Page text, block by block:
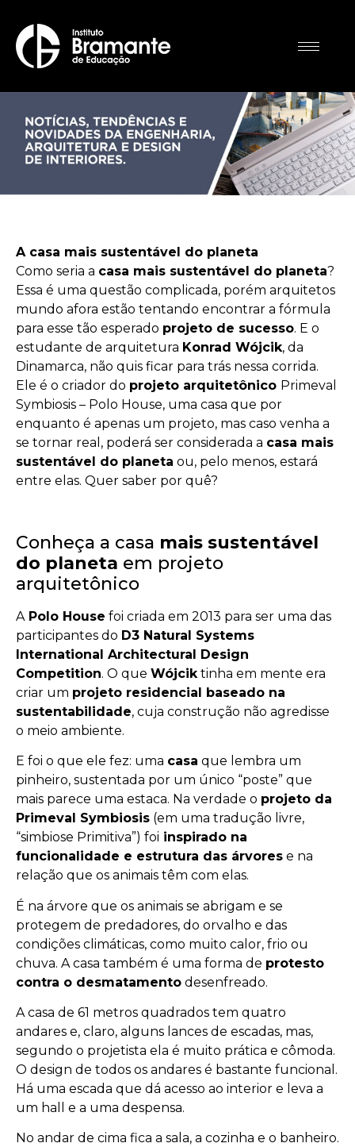
A casa mais sustentável do planeta
Como seria a casa mais sustentável do planeta?
Essa é uma questão complicada, porém arquitetos
mundo afora estão tentando encontrar a fórmula
para esse tão esperado projeto de sucesso. E o
estudante de arquitetura Konrad Wójcik, da
Dinamarca, não quis ficar para trás nessa corrida.
Ele é o criador do projeto arquitetônico Primeval
Symbiosis – Polo House, uma casa que por
enquanto é apenas um projeto, mas caso venha a
se tornar real, poderá ser considerada a casa mais
sustentável do planeta ou, pelo menos, estará
entre elas. Quer saber por quê?
Conheça a casa mais sustentável
do planeta em projeto
arquitetônico
A Polo House foi criada em 2013 para ser uma das
participantes do D3 Natural Systems
International Architectural Design
Competition. O que Wójcik tinha em mente era
criar um projeto residencial baseado na
sustentabilidade, cuja construção não agredisse
o meio ambiente.
E foi o que ele fez: uma casa que lembra um
pinheiro, sustentada por um único “poste” que
mais parece uma estaca. Na verdade o projeto da
Primeval Symbiosis (em uma tradução livre,
“simbiose Primitiva”) foi inspirado na
funcionalidade e estrutura das árvores e na
relação que os animais têm com elas.
É na árvore que os animais se abrigam e se
protegem de predadores, do orvalho e das
condições climáticas, como muito calor, frio ou
chuva. A casa também é uma forma de protesto
contra o desmatamento desenfreado.
A casa de 61 metros quadrados tem quatro
andares e, claro, alguns lances de escadas, mas,
segundo o projetista ela é muito prática e cômoda.
O design de todos os andares é bastante funcional.
Há uma escada que dá acesso ao interior e leva a
um hall e a uma despensa.
No andar de cima fica a sala, a cozinha e o banheiro.